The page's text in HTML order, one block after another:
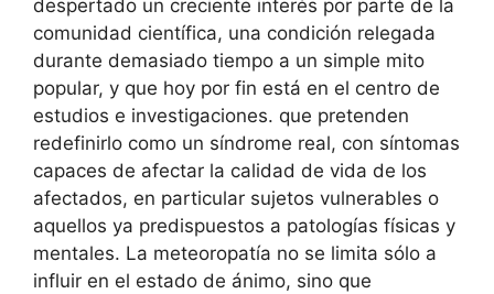
despertado un creciente interés por parte de la
comunidad científica, una condición relegada
durante demasiado tiempo a un simple mito
popular, y que hoy por fin está en el centro de
estudios e investigaciones. que pretenden
redefinirlo como un síndrome real, con síntomas
capaces de afectar la calidad de vida de los
afectados, en particular sujetos vulnerables o
aquellos ya predispuestos a patologías físicas y
mentales. La meteoropatía no se limita sólo a
influir en el estado de ánimo, sino que